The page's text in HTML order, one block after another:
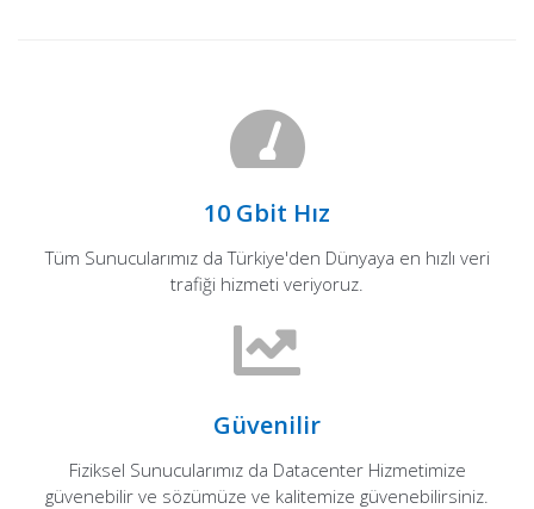
10 Gbit Hız
Tüm Sunucularımız da Türkiye'den Dünyaya en hızlı veri
trafiği hizmeti veriyoruz.
Güvenilir
Fiziksel Sunucularımız da Datacenter Hizmetimize
güvenebilir ve sözümüze ve kalitemize güvenebilirsiniz.